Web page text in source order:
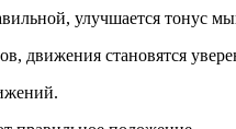
улучшается тонус
движения становятся